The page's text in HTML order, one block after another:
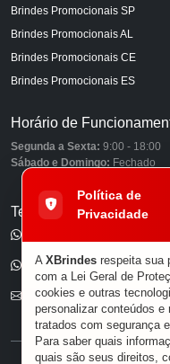
Brindes Promocionais SP
Brindes Promocionais AL
Brindes Promocionais CE
Brindes Promocionais ES
Horário de
Segunda a Sexta: 9:00 - 18:00
Sábado e Domingo: Fechado
Telefones
(11) 96585-7462
E-mail
Política de
Privacidade
A XBrindes respeita sua
com a Lei Geral de
cookies e outras
personalizar conteúdos
tratados com segurança
Para saber quais
quais são seus direitos,